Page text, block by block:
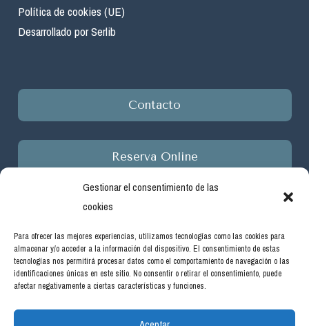
Gestionar el consentimiento de las
cookies
Para ofrecer las mejores experiencias, utilizamos tecnologías como las cookies para
almacenar y/o acceder a la información del dispositivo. El consentimiento de estas
tecnologías nos permitirá procesar datos como el comportamiento de navegación o las
identificaciones únicas en este sitio. No consentir o retirar el consentimiento, puede
afectar negativamente a ciertas características y funciones.
Política de cookies (UE)
Desarrollado por Serlib
Contacto
Reserva Online
Empresa beneficiaria de ayudas del programa de incentivos
ligados al autoconsumo y almacenamiento, con fuentes de
energía renovable, así como a la implantación de sistemas
térmicos renovables en el sector residencial en el marco del